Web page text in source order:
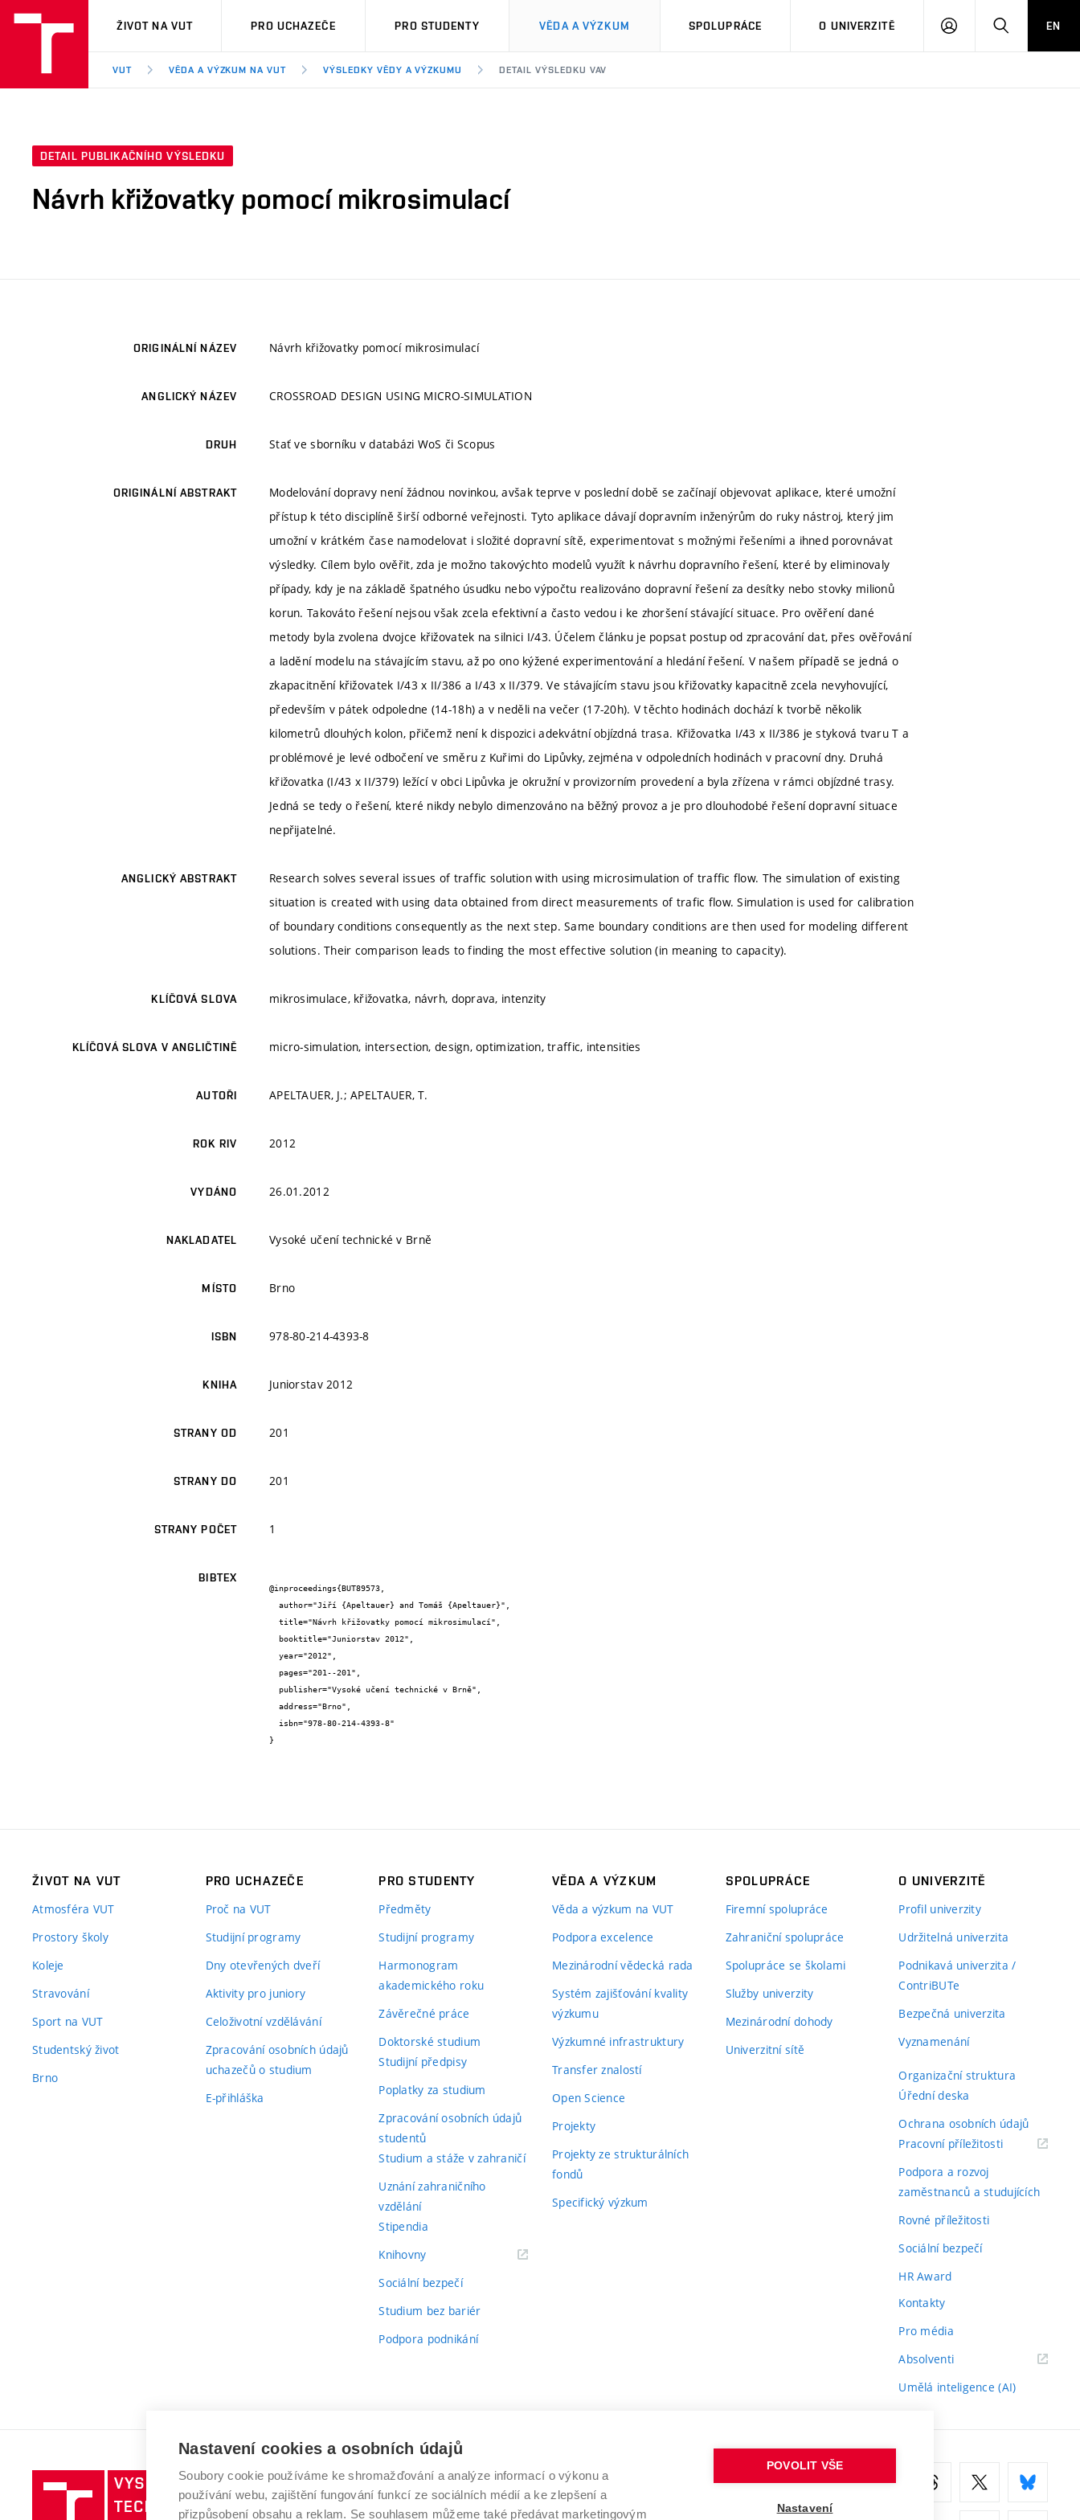
VUT
ŽIVOT NA VUT PRO UCHAZEČE PRO STUDENTY VĚDA A VÝZKUM SPOLUPRÁCE O UNIVERZITĚ
PŘIHLÁSIT HLEDATEN
VUT VĚDA A VÝZKUM NA VUT VÝSLEDKY VĚDY A VÝZKUMU DETAIL VÝSLEDKU VAV
DETAIL PUBLIKAČNÍHO VÝSLEDKU
Návrh křižovatky pomocí mikrosimulací
ORIGINÁLNÍ NÁZEV Návrh křižovatky pomocí mikrosimulací
ANGLICKÝ NÁZEV CROSSROAD DESIGN USING MICRO-SIMULATION
DRUH Stať ve sborníku v databázi WoS či Scopus
ORIGINÁLNÍ ABSTRAKT
Modelování dopravy není žádnou novinkou, avšak teprve v poslední době se začínají objevovat aplikace, které umožní
přístup k této disciplíně širší odborné veřejnosti. Tyto aplikace dávají dopravním inženýrům do ruky nástroj, který jim
umožní v krátkém čase namodelovat i složité dopravní sítě, experimentovat s možnými řešeními a ihned porovnávat
výsledky. Cílem bylo ověřit, zda je možno takovýchto modelů využít k návrhu dopravního řešení, které by eliminovaly
případy, kdy je na základě špatného úsudku nebo výpočtu realizováno dopravní řešení za desítky nebo stovky milionů
korun. Takováto řešení nejsou však zcela efektivní a často vedou i ke zhoršení stávající situace. Pro ověření dané
metody byla zvolena dvojce křižovatek na silnici I/43. Účelem článku je popsat postup od zpracování dat, přes ověřování
a ladění modelu na stávajícím stavu, až po ono kýžené experimentování a hledání řešení. V našem případě se jedná o
zkapacitnění křižovatek I/43 x II/386 a I/43 x II/379. Ve stávajícím stavu jsou křižovatky kapacitně zcela nevyhovující,
především v pátek odpoledne (14-18h) a v neděli na večer (17-20h). V těchto hodinách dochází k tvorbě několik
kilometrů dlouhých kolon, přičemž není k dispozici adekvátní objízdná trasa. Křižovatka I/43 x II/386 je styková tvaru T a
problémové je levé odbočení ve směru z Kuřimi do Lipůvky, zejména v odpoledních hodinách v pracovní dny. Druhá
křižovatka (I/43 x II/379) ležící v obci Lipůvka je okružní v provizorním provedení a byla zřízena v rámci objízdné trasy.
Jedná se tedy o řešení, které nikdy nebylo dimenzováno na běžný provoz a je pro dlouhodobé řešení dopravní situace
nepřijatelné.
ANGLICKÝ ABSTRAKT
Research solves several issues of traffic solution with using microsimulation of traffic flow. The simulation of existing
situation is created with using data obtained from direct measurements of trafic flow. Simulation is used for calibration
of boundary conditions consequently as the next step. Same boundary conditions are then used for modeling different
solutions. Their comparison leads to finding the most effective solution (in meaning to capacity).
KLÍČOVÁ SLOVA mikrosimulace, křižovatka, návrh, doprava, intenzity
KLÍČOVÁ SLOVA V ANGLIČTINĚ micro-simulation, intersection, design, optimization, traffic, intensities
AUTOŘI APELTAUER, J.; APELTAUER, T.
ROK RIV 2012
VYDÁNO 26.01.2012
NAKLADATEL Vysoké učení technické v Brně
MÍSTO Brno
ISBN 978-80-214-4393-8
KNIHA Juniorstav 2012
STRANY OD 201
STRANY DO 201
STRANY POČET 1
BIBTEX
@inproceedings{BUT89573,
}
ŽIVOT NA VUT
Atmosféra VUT
Prostory školy
Koleje
Stravování
Sport na VUT
Studentský život
Brno
PRO UCHAZEČE
Proč na VUT
Studijní programy
Dny otevřených dveří
Aktivity pro juniory
Celoživotní vzdělávání
Zpracování osobních údajů
uchazečů o studium
E-přihláška
PRO STUDENTY
Předměty
Studijní programy
Harmonogram
akademického roku
Závěrečné práce
Doktorské studium
Studijní předpisy
Poplatky za studium
Zpracování osobních údajů
studentů
Studium a stáže v zahraničí
Uznání zahraničního
vzdělání
Stipendia
Knihovny(externí
Sociální bezpečí
Studium bez bariér
Podpora podnikání
VĚDA A VÝZKUM
Věda a výzkum na VUT
Podpora excelence
Mezinárodní vědecká rada
Systém zajišťování kvality
výzkumu
Výzkumné infrastruktury
Transfer znalostí
Open Science
Projekty
Projekty ze strukturálních
fondů
Specifický výzkum
SPOLUPRÁCE
Firemní spolupráce
Zahraniční spolupráce
Spolupráce se školami
Služby univerzity
Mezinárodní dohody
Univerzitní sítě
O UNIVERZITĚ
Profil univerzity
Udržitelná univerzita
Podnikavá univerzita /
ContriBUTe
Bezpečná univerzita
Vyznamenání
Organizační struktura
Úřední deska
Ochrana osobních údajů
Pracovní příležitosti(externí
Podpora a rozvoj
zaměstnanců a studujících
Rovné příležitosti
Sociální bezpečí
HR Award
Kontakty
Pro média
Absolventi(externí
Umělá inteligence (AI)
Vysoké
učení
VYSOKÉ UČENÍ TECHNICKÉ V BRNĚ
Antonínská 548/1
www.vut.cz
Nastavení cookies a osobních údajů
Soubory cookie používáme ke shromažďování a analýze informací o výkonu a
používání webu, zajištění fungování funkcí ze sociálních médií a ke zlepšení a
přizpůsobení obsahu a reklam. Se souhlasem můžeme také předávat marketingovým
POVOLIT VŠE
Nastavení